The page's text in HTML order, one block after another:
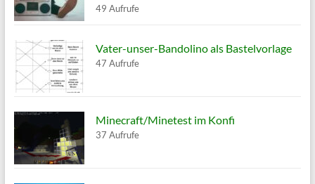
49 Aufrufe
Vater-unser-Bandolino als Bastelvorlage
47 Aufrufe
Minecraft/Minetest im Konfi
37 Aufrufe